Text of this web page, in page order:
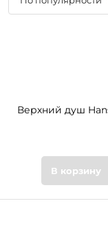
Подобрать
Верхний душ
В корзину